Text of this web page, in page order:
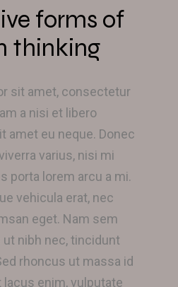
forms of
thinking
sit amet, consectetur
a nisi et libero
amet eu neque. Donec
varius, nisi mi
porta lorem arcu a mi.
vehicula erat, nec
eget. Nam sem
nibh nec, tincidunt
rhoncus ut massa id
enim, vulputate